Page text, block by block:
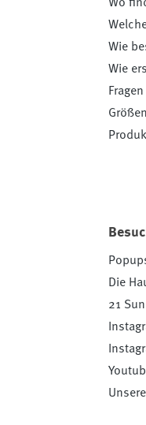
Wo
Wie
Wie
Die
21